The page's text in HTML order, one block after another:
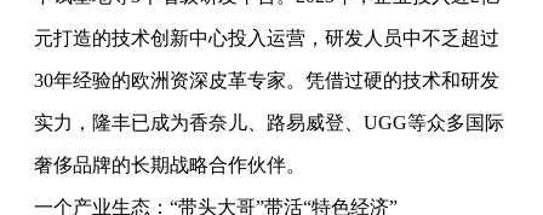
元打造的技术创新中心投入运营，研发人员中不乏超过
30年经验的欧洲资深皮革专家。凭借过硬的技术和研发
实力，隆丰已成为香奈儿、路易威登、UGG等众多国际
奢侈品牌的长期战略合作伙伴。
一个产业生态：“带头大哥”带活“特色经济”